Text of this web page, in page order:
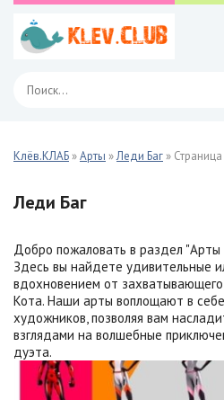
Клёв.КЛАБ »Арты »Леди Баг » Страница
Леди Баг
Добро пожаловать в раздел
Здесь вы найдете удивительные
вдохновением от
Кота. Наши арты воплощают в
художников, позволяя вам
взглядами на волшебные
дуэта.